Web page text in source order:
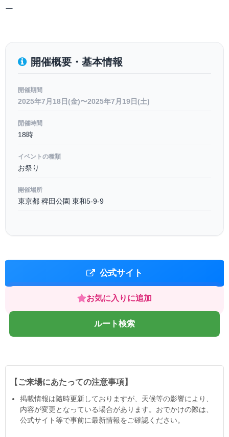
ー
開催概要・基本情報
開催期間
2025年7月18日(金)〜2025年7月19日(土)
開催時間
18時
イベントの種類
お祭り
開催場所
東京都 稗田公園 東和5-9-9
公式サイト
お気に入りに追加
ルート検索
【ご来場にあたっての注意事項】
掲載情報は隨時更新しておりますが、天候等の影響により、
内容が変更となっている場合があります。おでかけの際は、
公式サイト等で事前に最新情報をご確認ください。